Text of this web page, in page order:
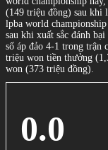
(149 triệu đồng) sau khi
lpba world
sau khi xuất sắc đánh
số áp đảo 4-1 trong trận
triệu won tiền thưởng
won (373 triệu đồng).
0.0